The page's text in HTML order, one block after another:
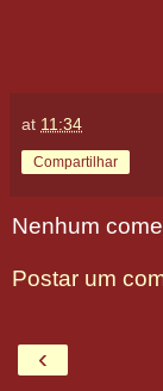
at 11:34
Compartilhar
Nenhum
Postar um
‹